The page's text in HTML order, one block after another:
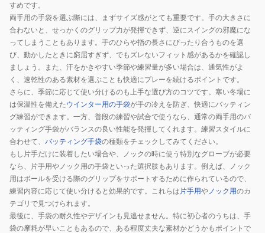
ラ
ブ
MID
両
手
用
LBG504-
2313
すめです。
両手用の手袋を選ぶ際には、まずサイズ感がとても重要です。手の大きさに
合わないと、せっかくのグリップ力が発揮できず、逆にスイングの邪魔にな
ってしまうこともあります。手のひらや指の長さにぴったり合うものを選
び、動かしたときに窮屈すぎず、でもズレないフィット感があるかを確認し
ましょう。また、汗をかきやすい季節や練習量が多い場合は、通気性がよ
く、速乾性のある素材を選ぶことも快適にプレーを続けるポイントです。
さらに、季節に応じて使い分けるのも上手な選び方のコツです。寒い冬場に
は保温性を備えたウインター用の手袋が手の冷えを防ぎ、快適にバッティン
グ練習ができます。一方、普段の練習や試合で使うなら、通常の両手用のバ
ッティング手袋がバランスの良い性能を発揮してくれます。練習スタイルに
合わせて、 バッティング手袋の種類をチェックしてみてください。
もし片手だけに装着したい場合や、ノックの時に使う特別なグローブが必要
なら、片手用やノック用の手袋といった選択肢もあります。例えば、ノック
用はボールを受ける際のグリップをサポートするために作られているので、
練習内容に応じて使い分けると効果的です。これらは 片手用やノック用のカ
テゴリで見つけられます。
最後に、手袋の耐久性やデザインも見逃せません。特に初心者のうちは、手
袋の摩耗が早いこともあるので、ある程度丈夫な素材かどうかもポイントで